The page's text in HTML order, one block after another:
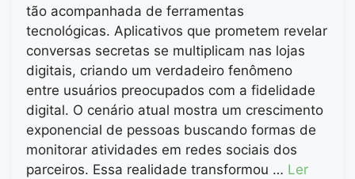
tão acompanhada de ferramentas
tecnológicas. Aplicativos que prometem revelar
conversas secretas se multiplicam nas lojas
digitais, criando um verdadeiro fenômeno
entre usuários preocupados com a fidelidade
digital. O cenário atual mostra um crescimento
exponencial de pessoas buscando formas de
monitorar atividades em redes sociais dos
parceiros. Essa realidade transformou … Ler